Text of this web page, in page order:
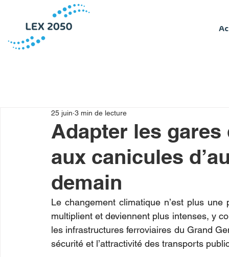
Adapter les gares
aux canicules
demain
25 juin 3 min de lecture
Le changement climatique n’est plus
multiplient et deviennent plus intenses, y
les infrastructures ferroviaires du Grand
sécurité et l’attractivité des transports